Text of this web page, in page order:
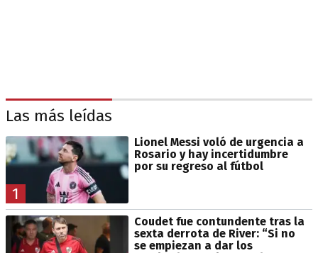
Las más leídas
1
Lionel Messi voló de urgencia a
Rosario y hay incertidumbre
por su regreso al fútbol
Coudet fue contundente tras la
sexta derrota de River: “Si no
se empiezan a dar los